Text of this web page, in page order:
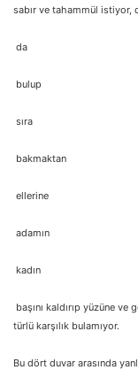
sabır ve tahammül istiyor,
da
bulup
sıra
bakmaktan
ellerine
adamın
kadın
başını kaldırıp yüzüne
türlü karşılık bulamıyor.
Bu dört duvar arasında